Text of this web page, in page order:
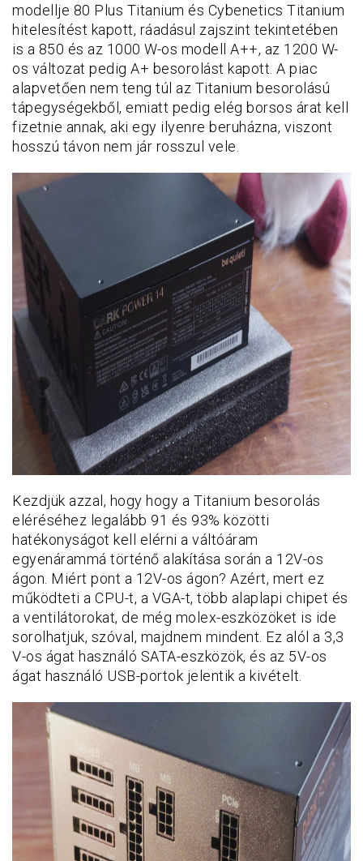
modellje 80 Plus Titanium és Cybenetics Titanium
hitelesítést kapott, ráadásul zajszint tekintetében
is a 850 és az 1000 W-os modell A++, az 1200 W-
os változat pedig A+ besorolást kapott. A piac
alapvetően nem teng túl az Titanium besorolású
tápegységekből, emiatt pedig elég borsos árat kell
fizetnie annak, aki egy ilyenre beruházna, viszont
hosszú távon nem jár rosszul vele.
Kezdjük azzal, hogy hogy a Titanium besorolás
eléréséhez legalább 91 és 93% közötti
hatékonyságot kell elérni a váltóáram
egyenárammá történő alakítása során a 12V-os
ágon. Miért pont a 12V-os ágon? Azért, mert ez
működteti a CPU-t, a VGA-t, több alaplapi chipet és
a ventilátorokat, de még molex-eszközöket is ide
sorolhatjuk, szóval, majdnem mindent. Ez alól a 3,3
V-os ágat használó SATA-eszközök, és az 5V-os
ágat használó USB-portok jelentik a kivételt.